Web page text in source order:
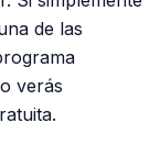
de las
verás